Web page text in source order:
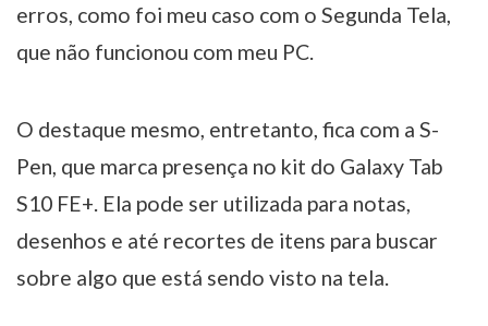
erros, como foi meu caso com o Segunda Tela,
que não funcionou com meu PC.
O destaque mesmo, entretanto, fica com a S-
Pen, que marca presença no kit do Galaxy Tab
S10 FE+. Ela pode ser utilizada para notas,
desenhos e até recortes de itens para buscar
sobre algo que está sendo visto na tela.